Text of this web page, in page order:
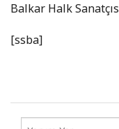
Balkar Halk
[ssba]